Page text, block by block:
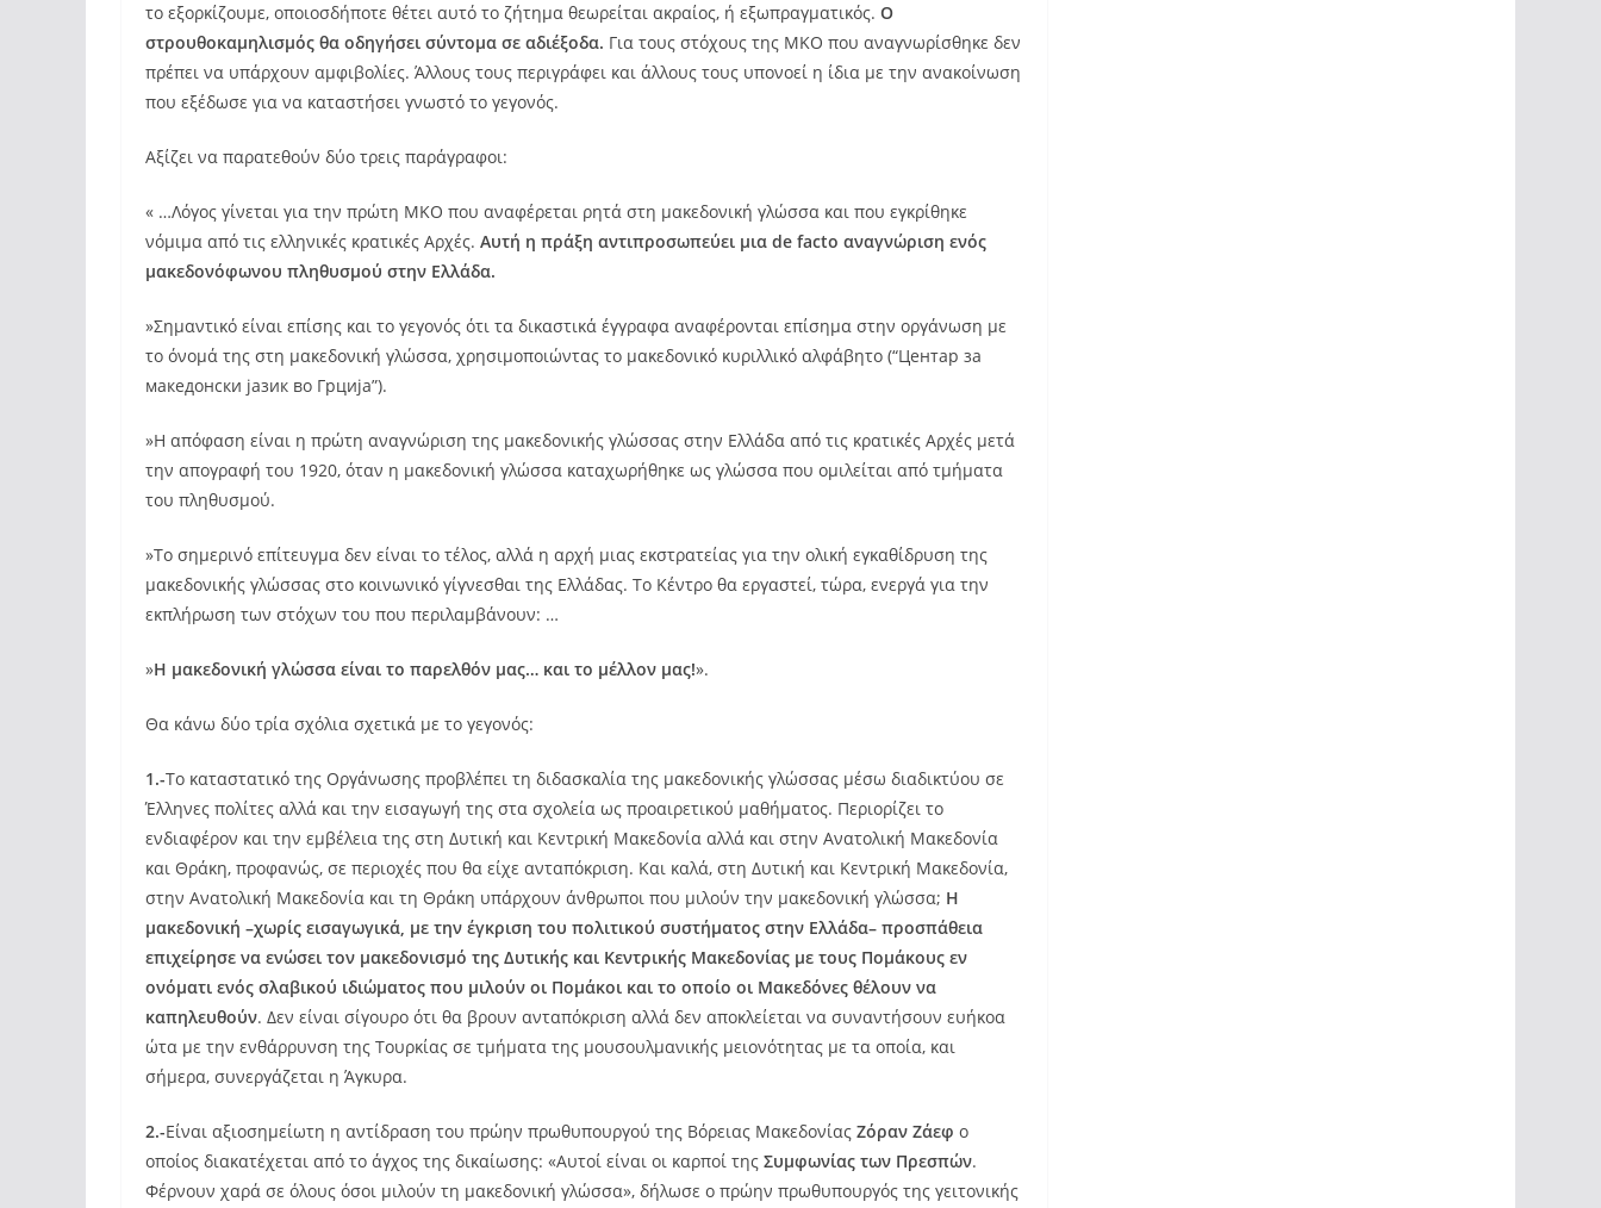
το εξορκίζουμε, οποιοσδήποτε θέτει αυτό το ζήτημα θεωρείται ακραίος, ή εξωπραγματικός. Ο
στρουθοκαμηλισμός θα οδηγήσει σύντομα σε αδιέξοδα. Για τους στόχους της ΜΚΟ που αναγνωρίσθηκε δεν
πρέπει να υπάρχουν αμφιβολίες. Άλλους τους περιγράφει και άλλους τους υπονοεί η ίδια με την ανακοίνωση
που εξέδωσε για να καταστήσει γνωστό το γεγονός.
Αξίζει να παρατεθούν δύο τρεις παράγραφοι:
« …Λόγος γίνεται για την πρώτη ΜΚΟ που αναφέρεται ρητά στη μακεδονική γλώσσα και που εγκρίθηκε
νόμιμα από τις ελληνικές κρατικές Αρχές. Αυτή η πράξη αντιπροσωπεύει μια de facto αναγνώριση ενός
μακεδονόφωνου πληθυσμού στην Ελλάδα.
»Σημαντικό είναι επίσης και το γεγονός ότι τα δικαστικά έγγραφα αναφέρονται επίσημα στην οργάνωση με
το όνομά της στη μακεδονική γλώσσα, χρησιμοποιώντας το μακεδονικό κυριλλικό αλφάβητο (“Центар за
македонски јазик во Грција”).
»Η απόφαση είναι η πρώτη αναγνώριση της μακεδονικής γλώσσας στην Ελλάδα από τις κρατικές Αρχές μετά
την απογραφή του 1920, όταν η μακεδονική γλώσσα καταχωρήθηκε ως γλώσσα που ομιλείται από τμήματα
του πληθυσμού.
»Το σημερινό επίτευγμα δεν είναι το τέλος, αλλά η αρχή μιας εκστρατείας για την ολική εγκαθίδρυση της
μακεδονικής γλώσσας στο κοινωνικό γίγνεσθαι της Ελλάδας. Το Κέντρο θα εργαστεί, τώρα, ενεργά για την
εκπλήρωση των στόχων του που περιλαμβάνουν: …
»Η μακεδονική γλώσσα είναι το παρελθόν μας… και το μέλλον μας!».
Θα κάνω δύο τρία σχόλια σχετικά με το γεγονός:
1.-Το καταστατικό της Οργάνωσης προβλέπει τη διδασκαλία της μακεδονικής γλώσσας μέσω διαδικτύου σε
Έλληνες πολίτες αλλά και την εισαγωγή της στα σχολεία ως προαιρετικού μαθήματος. Περιορίζει το
ενδιαφέρον και την εμβέλεια της στη Δυτική και Κεντρική Μακεδονία αλλά και στην Ανατολική Μακεδονία
και Θράκη, προφανώς, σε περιοχές που θα είχε ανταπόκριση. Και καλά, στη Δυτική και Κεντρική Μακεδονία,
στην Ανατολική Μακεδονία και τη Θράκη υπάρχουν άνθρωποι που μιλούν την μακεδονική γλώσσα; Η
μακεδονική –χωρίς εισαγωγικά, με την έγκριση του πολιτικού συστήματος στην Ελλάδα– προσπάθεια
επιχείρησε να ενώσει τον μακεδονισμό της Δυτικής και Κεντρικής Μακεδονίας με τους Πομάκους εν
ονόματι ενός σλαβικού ιδιώματος που μιλούν οι Πομάκοι και το οποίο οι Μακεδόνες θέλουν να
καπηλευθούν. Δεν είναι σίγουρο ότι θα βρουν ανταπόκριση αλλά δεν αποκλείεται να συναντήσουν ευήκοα
ώτα με την ενθάρρυνση της Τουρκίας σε τμήματα της μουσουλμανικής μειονότητας με τα οποία, και
σήμερα, συνεργάζεται η Άγκυρα.
2.-Είναι αξιοσημείωτη η αντίδραση του πρώην πρωθυπουργού της Βόρειας Μακεδονίας Ζόραν Ζάεφ ο
οποίος διακατέχεται από το άγχος της δικαίωσης: «Αυτοί είναι οι καρποί της Συμφωνίας των Πρεσπών.
Φέρνουν χαρά σε όλους όσοι μιλούν τη μακεδονική γλώσσα», δήλωσε ο πρώην πρωθυπουργός της γειτονικής